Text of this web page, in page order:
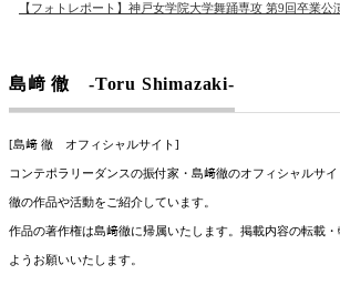
【フォトレポート】神戸女学院大学舞踊専攻 第9回卒業公
島﨑 徹 -Toru Shimazaki-
[島﨑 徹 オフィシャルサイト]
コンテポラリーダンスの振付家・島﨑徹のオフィシャルサ
徹の作品や活動をご紹介しています。
作品の著作権は島﨑徹に帰属いたします。掲載内容の転載
ようお願いいたします。